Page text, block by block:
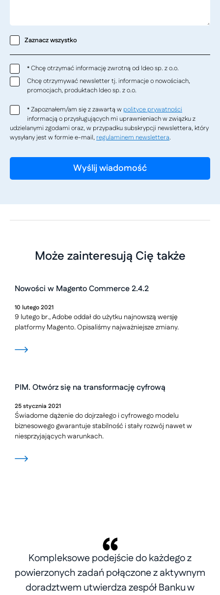
Zaznacz wszystko
*Chcę otrzymać informację zwrotną od Ideo sp. z o.o.
Chcę otrzymywać newsletter tj. informacje o nowościach,
promocjach, produktach Ideo sp. z o.o.
*Zapoznałem/am się z zawartą w polityce prywatności
informacją o przysługujących mi uprawnieniach w związku z
udzielanymi zgodami oraz, w przypadku subskrypcji newslettera, który
wysyłany jest w formie e-mail, regulaminem newslettera.
Może zainteresują Cię także
Nowości w Magento Commerce 2.4.2
10 lutego2021
9 lutego br., Adobe oddał do użytku najnowszą wersję
platformy Magento. Opisaliśmy najważniejsze zmiany.
PIM. Otwórz się na transformację cyfrową
25stycznia 2021
Świadome dążenie do dojrzałego i cyfrowego modelu
biznesowego gwarantuje stabilność i stały rozwój nawet w
niesprzyjających warunkach.
Kompleksowe podejście do każdego z
powierzonych zadań połączone z aktywnym
doradztwem utwierdza zespół Banku w